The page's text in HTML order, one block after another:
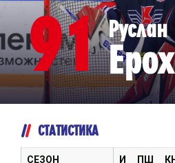
91 Руслан
СТАТИСТИКА
И ПШ КН
СЕЗОН